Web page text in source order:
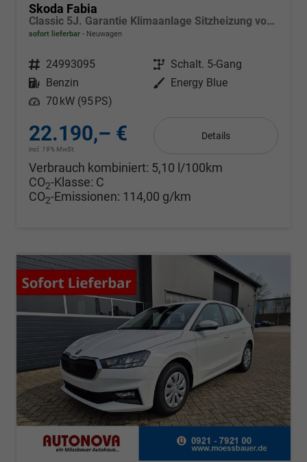
Skoda Fabia
Classic 5J. Garantie Klimaanlage Sitzheizung vorn Virtuelles Cockpit Kamera PDC v+h
sofort lieferbar Neuwagen
Fahrzeugnr. 24993095 Getriebe Schalt. 5-Gang
Kraftstoff
Benzin Außenfarbe
Energy Blue
Leistung 70 kW (95 PS)
22.190,– €
incl. 19% MwSt.
Details
Verbrauch kombiniert: 5,10 l/100km
CO2-Klasse: C
CO2-Emissionen: 114,00 g/km